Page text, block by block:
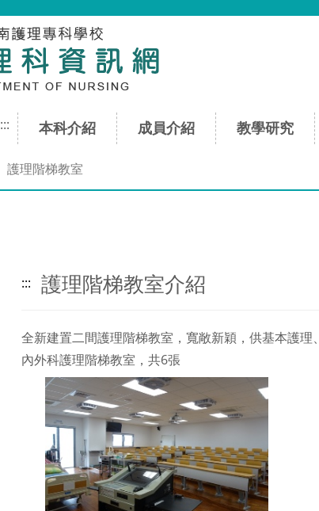
::: 本科介紹 成員介紹 教學研究
護理階梯教室
::: 護理階梯教室介紹
全新建置二間護理階梯教室，寬敞新穎，供基本護理
內外科護理階梯教室，共6張